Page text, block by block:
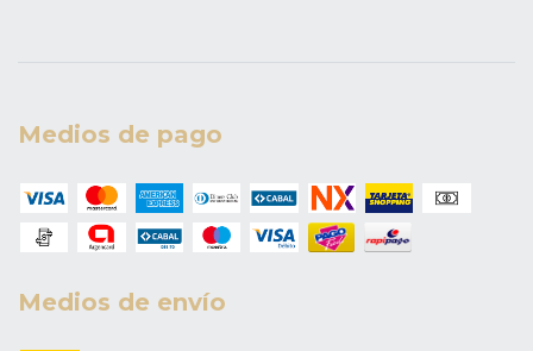
Medios de pago
Medios de envío